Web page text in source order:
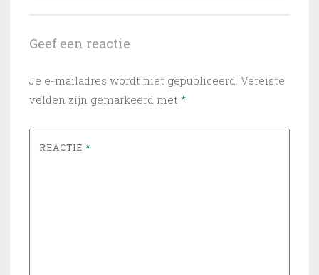
Geef een reactie
Je e-mailadres wordt niet gepubliceerd. Vereiste
velden zijn gemarkeerd met *
REACTIE *